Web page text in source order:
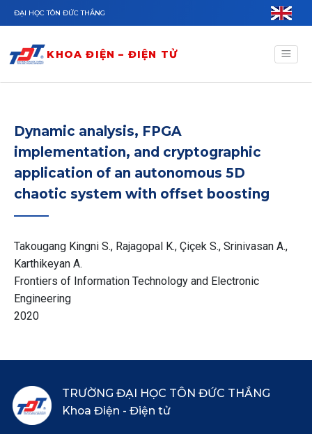
Nhảy đến nội dung
ĐẠI HỌC TÔN ĐỨC THẮNG
KHOA ĐIỆN – ĐIỆN TỬ
Dynamic analysis, FPGA
implementation, and cryptographic
application of an autonomous 5D
chaotic system with offset boosting
Takougang Kingni S., Rajagopal K., Çiçek S., Srinivasan A.,
Karthikeyan A.
Frontiers of Information Technology and Electronic
Engineering
2020
TRƯỜNG ĐẠI HỌC TÔN ĐỨC THẮNG
Khoa Điện - Điện tử